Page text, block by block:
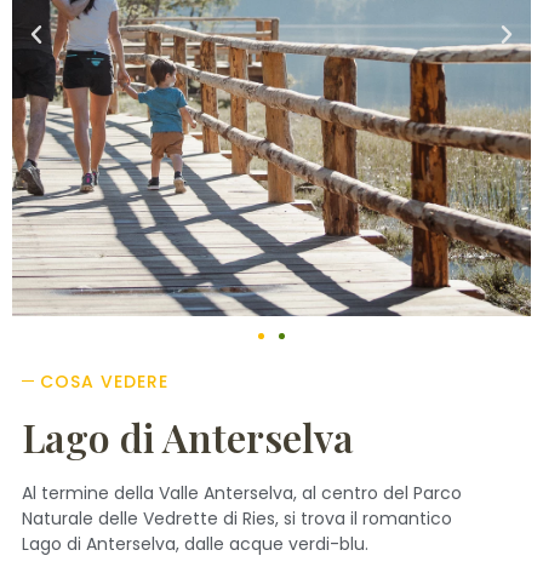
COSA VEDERE
Lago di Anterselva
Al termine della Valle Anterselva, al centro del Parco
Naturale delle Vedrette di Ries, si trova il romantico
Lago di Anterselva, dalle acque verdi-blu.